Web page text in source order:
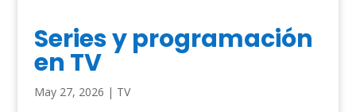
Series y programación
en TV
May 27, 2026 | TV